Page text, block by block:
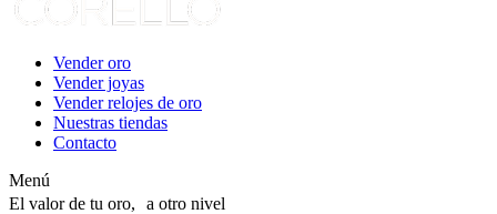
Vender oro
Vender joyas
Vender relojes de oro
Nuestras tiendas
Contacto
Menú
El valor de tu oro, a otro nivel